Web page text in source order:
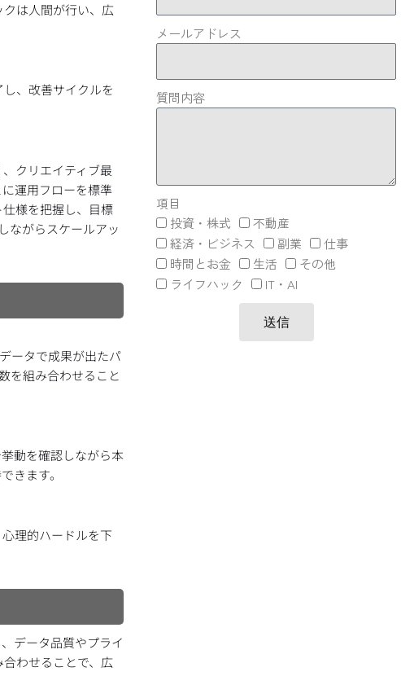
は人間が行い、広
、改善サイクルを
クリエイティブ最
運用フローを標準
様を把握し、目標
ながらスケールアッ
ータで成果が出たパ
を組み合わせること
動を確認しながら本
きます。
理的ハードルを下
データ品質やプライ
わせることで、広
メールアドレス
質問内容
項目
投資・株式
不動産
経済・ビジネス
副業
仕事
時間とお金
生活
その他
ライフハック
IT・AI
送信